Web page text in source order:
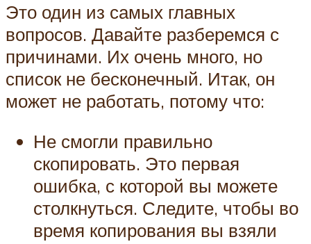
Это один из самых главных
вопросов. Давайте разберемся с
причинами. Их очень много, но
список не бесконечный. Итак, он
может не работать, потому что:
Не смогли правильно
скопировать. Это первая
ошибка, с которой вы можете
столкнуться. Следите, чтобы во
время копирования вы взяли